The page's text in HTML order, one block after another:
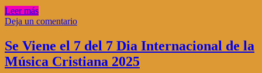
Leer más
Deja un comentario
Se Viene el 7 del 7 Dia Internacional de la
Música Cristiana 2025